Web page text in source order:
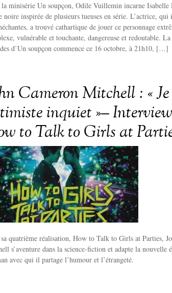
la minisérie Un soupçon, Odile Vuillemin incarne Isabelle
noire inspirée de plusieurs tueuses en série. L’actrice,
a trouvé cathartique de jouer ce personnage
vulnérable et touchante, dangereuse et redoutable.
d’Un soupçon commence ce 16 octobre, à 21h10, […]
Cameron Mitchell : «
inquiet »–
to Talk to Girls at
quatrième réalisation, How to Talk to Girls at Parties,
s’aventure dans la science-fiction et adapte la nouvelle
avec qui il partage l’humour et l’étrangeté.